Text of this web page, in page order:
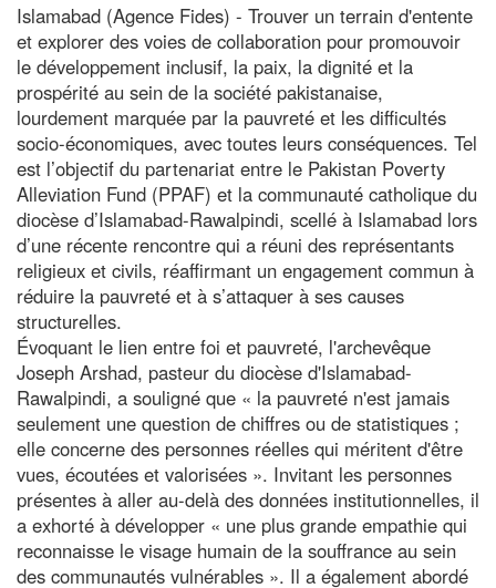
Islamabad (Agence Fides) - Trouver un terrain d'entente
et explorer des voies de collaboration pour promouvoir
le développement inclusif, la paix, la dignité et la
prospérité au sein de la société pakistanaise,
lourdement marquée par la pauvreté et les difficultés
socio-économiques, avec toutes leurs conséquences. Tel
est l’objectif du partenariat entre le Pakistan Poverty
Alleviation Fund (PPAF) et la communauté catholique du
diocèse d’Islamabad-Rawalpindi, scellé à Islamabad lors
d’une récente rencontre qui a réuni des représentants
religieux et civils, réaffirmant un engagement commun à
réduire la pauvreté et à s’attaquer à ses causes
structurelles.
Évoquant le lien entre foi et pauvreté, l'archevêque
Joseph Arshad, pasteur du diocèse d'Islamabad-
Rawalpindi, a souligné que « la pauvreté n'est jamais
seulement une question de chiffres ou de statistiques ;
elle concerne des personnes réelles qui méritent d'être
vues, écoutées et valorisées ». Invitant les personnes
présentes à aller au-delà des données institutionnelles, il
a exhorté à développer « une plus grande empathie qui
reconnaisse le visage humain de la souffrance au sein
des communautés vulnérables ». Il a également abordé